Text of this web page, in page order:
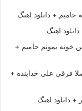
+ دانلود اهنگ
اهنگ
خونه بمونم حامیم +
فرقی علی خدابنده +
دانلود اهنگ